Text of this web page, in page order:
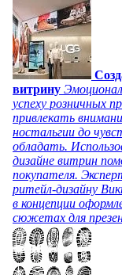
витрину
успеху розничных
привлекать
ностальгии до
обладать.
дизайне витрин
покупателя.
ритейл-дизайну
в концепции
сюжетах для